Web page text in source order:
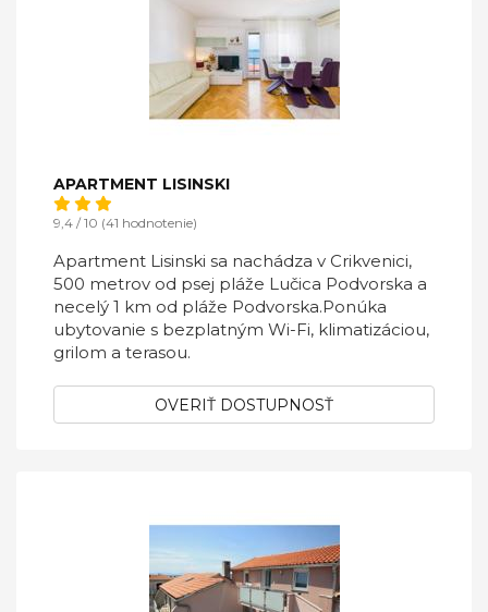
APARTMENT LISINSKI
9,4 / 10 (41 hodnotenie)
Apartment Lisinski sa nachádza v Crikvenici,
500 metrov od psej pláže Lučica Podvorska a
necelý 1 km od pláže Podvorska.Ponúka
ubytovanie s bezplatným Wi-Fi, klimatizáciou,
grilom a terasou.
OVERIŤ DOSTUPNOSŤ